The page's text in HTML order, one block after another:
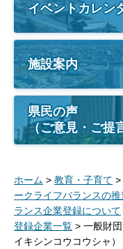
イベントカレン
施設案内
県民の声
（ご意見・ご提
ホーム > 教育・子育て >
ークライフバランスの
ランス企業登録について
登録企業一覧 > 一般財
イキシンコウコウシャ）